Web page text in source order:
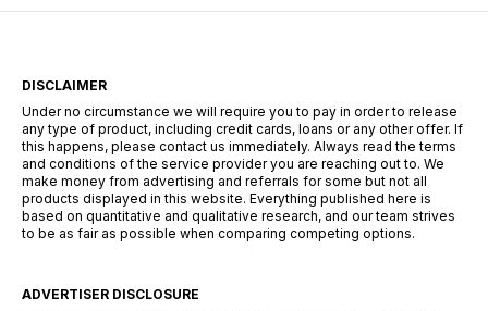
DISCLAIMER
Under no circumstance we will require you to pay in order to release
any type of product, including credit cards, loans or any other offer. If
this happens, please contact us immediately. Always read the terms
and conditions of the service provider you are reaching out to. We
make money from advertising and referrals for some but not all
products displayed in this website. Everything published here is
based on quantitative and qualitative research, and our team strives
to be as fair as possible when comparing competing options.
ADVERTISER DISCLOSURE